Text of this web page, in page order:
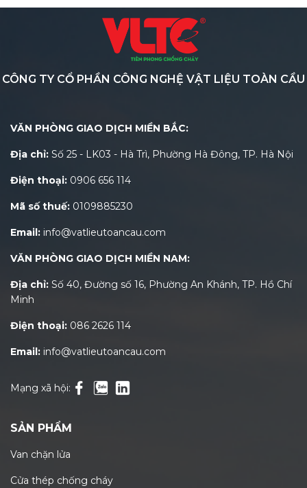
CÔNG TY CỔ PHẦN CÔNG NGHỆ VẬT LIỆU TOÀN CẦU
VĂN PHÒNG GIAO DỊCH MIỀN BẮC:
Địa chỉ: Số 25 - LK03 - Hà Trì, Phường Hà Đông, TP. Hà Nội
Điện thoại: 0906 656 114
Mã số thuế: 0109885230
Email: info@vatlieutoancau.com
VĂN PHÒNG GIAO DỊCH MIỀN NAM:
Địa chỉ: Số 40, Đường số 16, Phường An Khánh, TP. Hồ Chí
Minh
Điện thoại: 086 2626 114
Email: info@vatlieutoancau.com
Mạng xã hội:
SẢN PHẨM
Van chặn lửa
Cửa thép chống cháy